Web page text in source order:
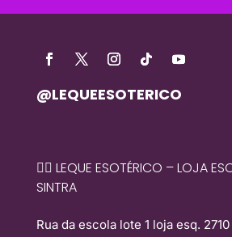
@LEQUEESOTERICO
🧙‍♀️ LEQUE ESOTÉRICO – LOJA
SINTRA
Rua da escola lote 1 loja esq.